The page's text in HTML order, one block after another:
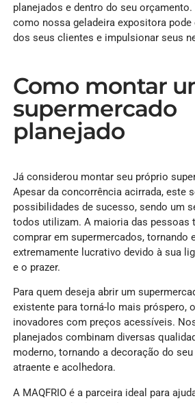
planejados e dentro do seu
como nossa geladeira expositora pode
dos seus clientes e impulsionar seus
Como montar
supermercado
planejado
Já considerou montar seu próprio
Apesar da concorrência acirrada, este
possibilidades de sucesso, sendo um
todos utilizam. A maioria das pessoas
comprar em supermercados, tornando
extremamente lucrativo devido à sua
e o prazer.
Para quem deseja abrir um
existente para torná-lo mais próspero,
inovadores com preços acessíveis.
planejados combinam diversas
moderno, tornando a decoração do
atraente e acolhedora.
A MAQFRIO é a parceira ideal para